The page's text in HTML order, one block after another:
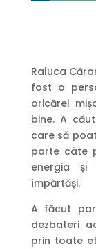
Raluca
fost o
oricărei
bine. A
care să
parte câte
energia
împărtăși.
A făcut
dezbateri
prin toate